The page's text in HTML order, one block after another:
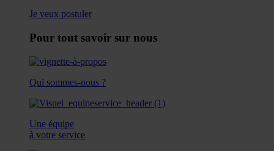
Je veux postuler
Pour tout savoir sur nous
Qui sommes-nous ?
Une équipe
à votre service